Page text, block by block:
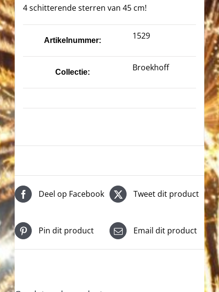
4 schitterende sterren van 45 cm!
Artikelnummer: 1529
Collectie: Broekhoff
Deel op Facebook Tweet dit product
Pin dit product Email dit product